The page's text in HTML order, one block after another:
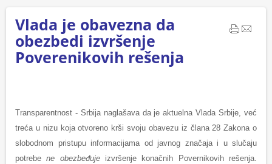
Vlada je obavezna da
obezbedi izvršenje
Poverenikovih rešenja
Transparentnost - Srbija naglašava da je aktuelna Vlada Srbije, već
treća u nizu koja otvoreno krši svoju obavezu iz člana 28 Zakona o
slobodnom pristupu informacijama od javnog značaja i u slučaju
potrebene obezbeđujeizvršenje konačnih Povernikovih rešenja.